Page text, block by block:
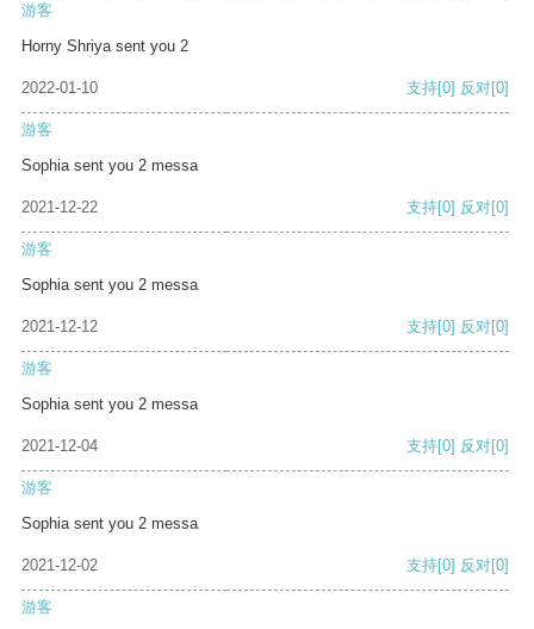
游客
Horny Shriya sent you 2
2022-01-10 支持[0] 反对[0]
游客
Sophia sent you 2 messa
2021-12-22 支持[0] 反对[0]
游客
Sophia sent you 2 messa
2021-12-12 支持[0] 反对[0]
游客
Sophia sent you 2 messa
2021-12-04 支持[0] 反对[0]
游客
Sophia sent you 2 messa
2021-12-02 支持[0] 反对[0]
游客